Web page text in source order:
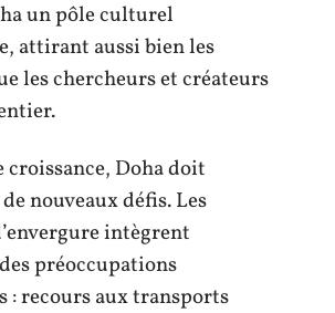
un pôle culturel
attirant aussi bien les
les chercheurs et créateurs
croissance, Doha doit
nouveaux défis. Les
intègrent
préoccupations
: recours aux transports